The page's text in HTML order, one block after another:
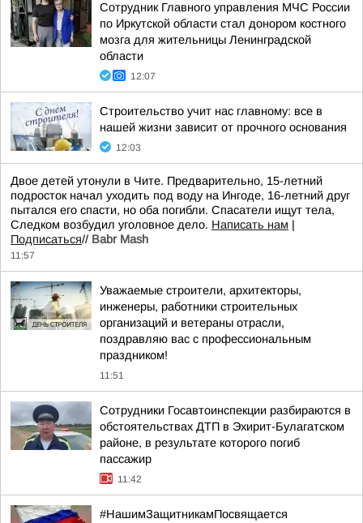
Сотрудник Главного управления МЧС России
по Иркутской области стал донором костного
мозга для жительницы Ленинградской
области
12:07
Строительство учит нас главному: все в
нашей жизни зависит от прочного основания
12:03
Двое детей утонули в Чите. Предварительно, 15-летний
подросток начал уходить под воду на Ингоде, 16-летний друг
пытался его спасти, но оба погибли. Спасатели ищут тела,
Следком возбудил уголовное дело. Написать нам |
Подписаться// Babr Mash
11:57
Уважаемые строители, архитекторы,
инженеры, работники строительных
организаций и ветераны отрасли,
поздравляю вас с профессиональным
праздником!
11:51
Сотрудники Госавтоинспекции разбираются в
обстоятельствах ДТП в Эхирит-Булагатском
районе, в результате которого погиб
пассажир
11:42
#НашимЗащитникамПосвящается